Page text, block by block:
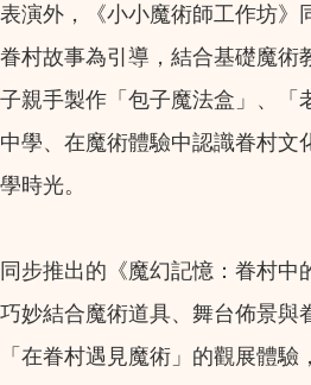
表演外，《小小魔術師工作坊》
眷村故事為引導，結合基礎魔術
子親手製作「包子魔法盒」、「
中學、在魔術體驗中認識眷村文
學時光。
同步推出的《魔幻記憶：眷村中
巧妙結合魔術道具、舞台佈景與
「在眷村遇見魔術」的觀展體